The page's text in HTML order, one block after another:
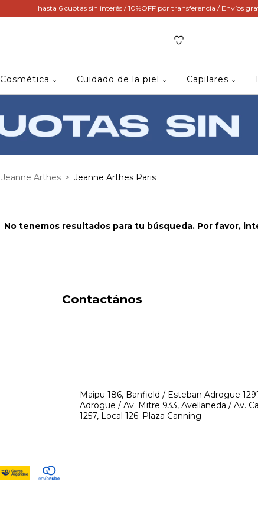
hasta 6 cuotas sin interés / 10%OFF por transferencia / Envíos
Cosmética Cuidado de la piel Capilares
Jeanne Arthes > Jeanne Arthes Paris
No tenemos resultados para tu búsqueda. Por favor,
Contactános
Maipu 186, Banfield / Esteban Adrogue
Adrogue / Av. Mitre 933, Avellaneda / Av.
1257, Local 126. Plaza Canning